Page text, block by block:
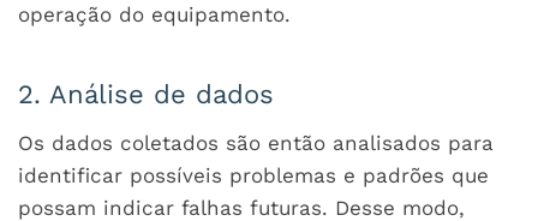
operação do equipamento.
2. Análise de dados
Os dados coletados são então analisados para
identificar possíveis problemas e padrões que
possam indicar falhas futuras. Desse modo,